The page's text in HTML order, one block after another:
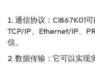
通信协议：CI867K01
TCP/IP、Ethernet/IP、
信。
数据传输：它可以实现